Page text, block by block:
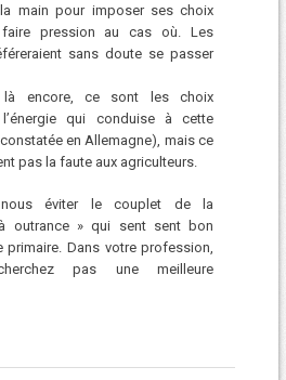
main pour imposer ses choix
pression au cas où. Les
sans doute se passer
là encore, ce sont les choix
qui conduise à cette
en Allemagne), mais ce
pas la faute aux agriculteurs.
éviter le couplet de la
outrance » qui sent sent bon
primaire. Dans votre profession,
pas une meilleure